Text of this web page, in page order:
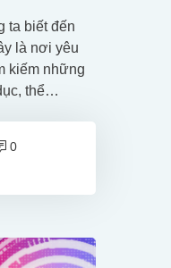
ta biết đến
là nơi yêu
kiếm những
thể…
0